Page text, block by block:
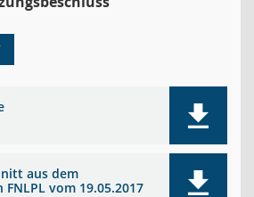
aus dem
vom 19.05.2017